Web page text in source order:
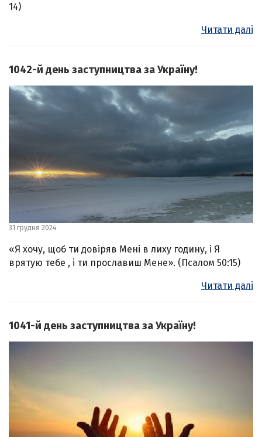
14)
Читати далі
1042-й день заступництва за Україну!
31 грудня 2024
«Я хочу, щоб ти довіряв Мені в лиху годину, і Я
врятую тебе , і ти прославиш Мене». (Псалом 50:15)
Читати далі
1041-й день заступництва за Україну!